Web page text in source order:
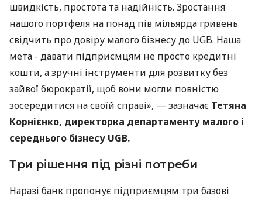
швидкість, простота та надійність. Зростання
нашого портфеля на понад пів мільярда гривень
свідчить про довіру малого бізнесу до UGB. Наша
мета - давати підприємцям не просто кредитні
кошти, а зручні інструменти для розвитку без
зайвої бюрократії, щоб вони могли повністю
зосередитися на своїй справі», — зазначає Тетяна
Корнієнко, директорка департаменту малого і
середнього бізнесу UGB.
Три рішення під різні потреби
Наразі банк пропонує підприємцям три базові